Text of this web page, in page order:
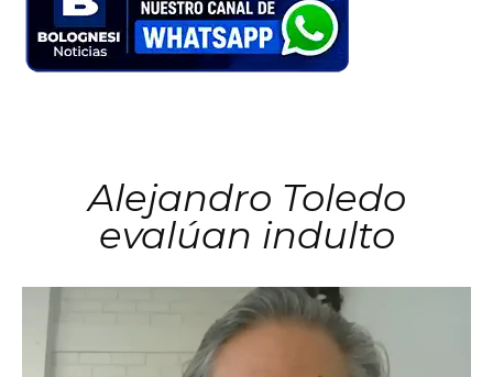
Alejandro Toledo
evalúan indulto